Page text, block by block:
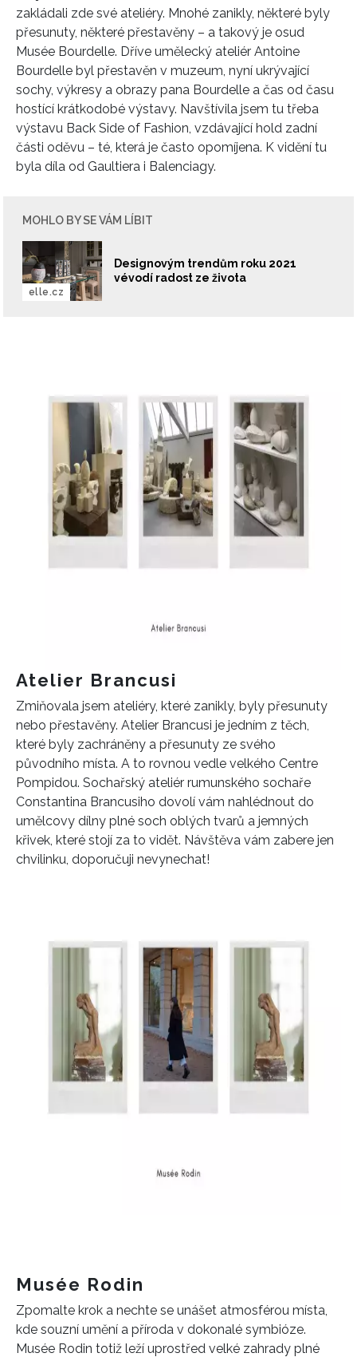
zakládali zde své ateliéry. Mnohé zanikly, některé byly
přesunuty, některé přestavěny – a takový je osud
Musée Bourdelle. Dříve umělecký ateliér Antoine
Bourdelle byl přestavěn v muzeum, nyní ukrývající
sochy, výkresy a obrazy pana Bourdelle a čas od času
hostící krátkodobé výstavy. Navštívila jsem tu třeba
výstavu Back Side of Fashion, vzdávající hold zadní
části oděvu – té, která je často opomíjena. K vidění tu
byla díla od Gaultiera i Balenciagy.
MOHLO BY SE VÁM LÍBIT
Designovým trendům roku 2021
vévodí radost ze života
elle.cz
Atelier Brancusi
Zmiňovala jsem ateliéry, které zanikly, byly přesunuty
nebo přestavěny. Atelier Brancusi je jedním z těch,
které byly zachráněny a přesunuty ze svého
původního místa. A to rovnou vedle velkého Centre
Pompidou. Sochařský ateliér rumunského sochaře
Constantina Brancusiho dovolí vám nahlédnout do
umělcovy dílny plné soch oblých tvarů a jemných
křivek, které stojí za to vidět. Návštěva vám zabere jen
chvilinku, doporučuji nevynechat!
Musée Rodin
Zpomalte krok a nechte se unášet atmosférou místa,
kde souzní umění a příroda v dokonalé symbióze.
Musée Rodin totiž leží uprostřed velké zahrady plné